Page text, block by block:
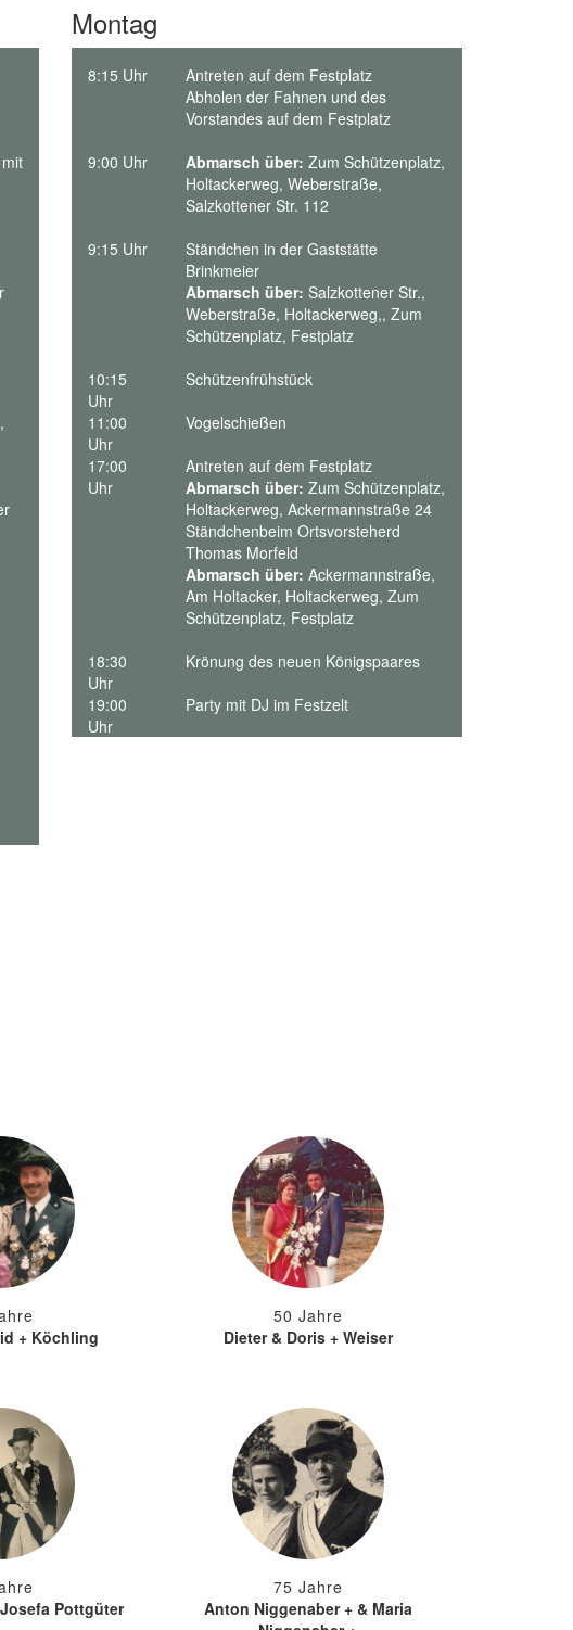
Montag
8:15 Uhr
Antreten auf dem Festplatz
Abholen der Fahnen und des
Vorstandes auf dem Festplatz
9:00 Uhr
Abmarsch über: Zum Schützenplatz,
Holtackerweg, Weberstraße,
Salzkottener Str. 112
9:15 Uhr
Ständchen in der Gaststätte
Brinkmeier
Abmarsch über: Salzkottener Str.,
Weberstraße, Holtackerweg,, Zum
Schützenplatz, Festplatz
10:15
Uhr
Schützenfrühstück
11:00
Uhr
Vogelschießen
17:00
Uhr
Antreten auf dem Festplatz
Abmarsch über: Zum Schützenplatz,
Holtackerweg, Ackermannstraße 24
Ständchenbeim Ortsvorsteherd
Thomas Morfeld
Abmarsch über: Ackermannstraße,
Am Holtacker, Holtackerweg, Zum
Schützenplatz, Festplatz
18:30
Uhr
Krönung des neuen Königspaares
19:00
Uhr
Party mit DJ im Festzelt
+ Köchling
50 Jahre
Dieter & Doris + Weiser
Pottgüter
75 Jahre
Anton Niggenaber + & Maria